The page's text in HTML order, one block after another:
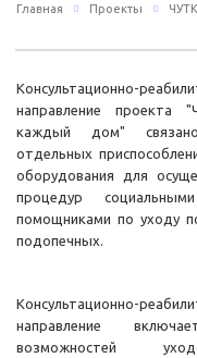
Главная Проекты
Консультационно-
направление
каждый дом"
отдельных
оборудования для
процедур
помощниками по уходу
подопечных.
Консультационно-
направление
возможностей